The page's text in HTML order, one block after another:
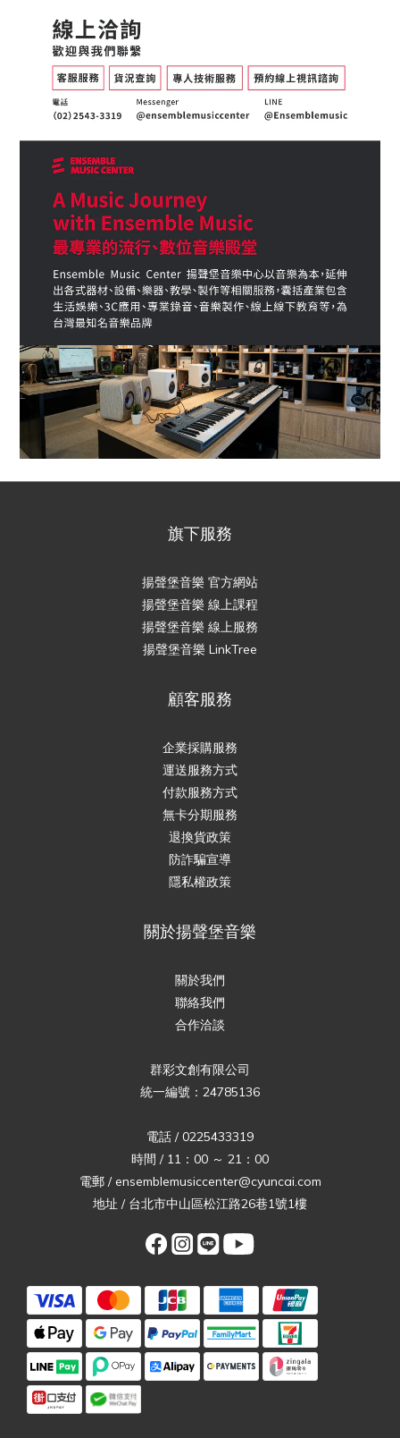
旗下服務
揚聲堡音樂 官方網站
揚聲堡音樂 線上課程
揚聲堡音樂 線上服務
揚聲堡音樂 LinkTree
顧客服務
企業採購服務
運送服務方式
付款服務方式
無卡分期服務
退換貨政策
防詐騙宣導
隱私權政策
關於揚聲堡音樂
關於我們
聯絡我們
合作洽談
群彩文創有限公司
統一編號：24785136
電話 / 0225433319
時間 / 11：00 ～ 21：00
電郵 / ensemblemusiccenter@cyuncai.com
地址 / 台北市中山區松江路26巷1號1樓